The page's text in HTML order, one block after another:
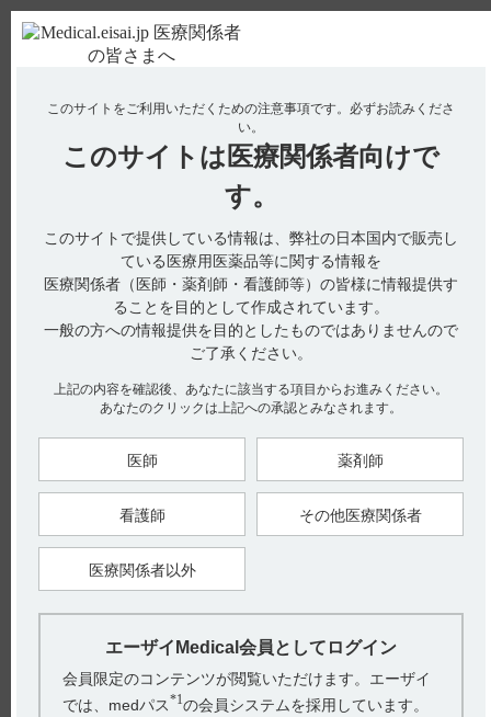
使用期限検索 Drug Information
No : 18928
【レンビマ】 消化管穿孔、瘻孔形成、気胸の副
作用について教えてください。
電子添文には、消化管穿孔、瘻孔形成及び気胸に関する以下の
記載があります。
11.1.9 消化管穿孔、瘻孔形成、気胸（引用1）
腸管穿孔（0.4％）、気胸（0.2％）、痔瘻（0.1％）、腸膀胱瘻
（0.1％）等があらわれることがある。
7. 用法及び用量に関連する注意（引用2、3、4）
副作用があらわれた場合は、症状、重症度等に応じて減量、休
薬及び中止基準を考慮して、本剤を減量、休薬又は中止するこ
8. 重要な基本的注意（引用5）
8.10 本剤投与前には頸動脈・静脈等への腫瘍浸潤を十分確認す
るとともに、本剤の投与期間中は患者の状態の観察や瘻孔形成
9. 特定の背景を有する患者に関する注意
9.1 合併症・既往歴等のある患者
9.1.6 肺転移を有する患者（引用6）
気胸が発現するおそれがある。
このサイトをご利用いただくための注意事項です。 必ずお読みくださ
い。
このサイトは 医療関係者向けで
す。
このサイトで提供している情報は、弊社の日本国内で販売し
ている医療用医薬品等に関する情報を
医療関係者（医師・薬剤師・看護師等）の皆様に情報提供す
ることを目的として作成されています。
一般の方への情報提供を目的としたものではありませんので
ご了承ください。
上記の内容を確認後、あなたに該当する項目からお進みください。
あなたのクリックは上記への承認とみなされます。
医師 薬剤師
看護師 その他医療関係者
医療関係者以外
エーザイMedical会員としてログイン
会員限定のコンテンツが閲覧いただけます。エーザイ
では、medパス*1の会員システムを採用しています。